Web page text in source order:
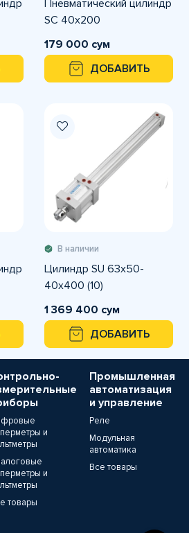
Пневматический цилиндр
SC 40x200
179 000 сум
ДОБАВИТЬ
В наличии
Цилиндр SU 63x50-
40x400 (10)
1 369 400 сум
ДОБАВИТЬ
и
и
товары
Промышленная
автоматизация
и управление
Реле
Модульная
автоматика
Все товары